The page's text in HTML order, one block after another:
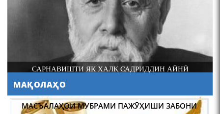
САРНАВИШТИ ЯК ХАЛҚ САДРИДДИН АЙНӢ
МАҚОЛАҲО
МАСЪАЛАҲОИ МУБРАМИ ПАЖӮҲИШИ ЗАБОНИ
ТОҶИКӢ ДАР ДАВРОНИ ИСТИҚЛОЛ С. НАЗАРЗОДА
ҶОЙГОҲИ ЗАН ДАР ЗАРБУЛМАСАЛ ВА МАҚОЛҲОИ